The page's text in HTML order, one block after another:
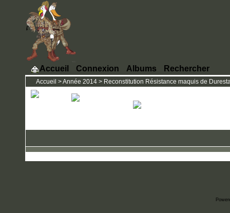
Accueil Connexion Albums Rechercher
Accueil >Année 2014 > Reconstitution Résistance maquis de